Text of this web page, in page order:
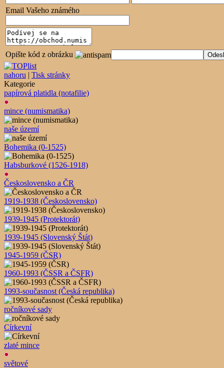
Email Vašeho známého
Opište kód z obrázku
nahoru | Tisk stránky
Kategorie
papírová platidla (notafilie)
mince (numismatika)
naše území
Bohemika (0-1525)
Habsburkové (1526-1918)
Československo a ČR
1919-1938 (Československo)
1939-1945 (Protektorát)
1939-1945 (Slovenský Štát)
1945-1959 (ČSR)
1960-1993 (ČSSR a ČSFR)
1993-současnost (Česká republika)
ročníkové sady
Církevní
zlaté mince
světové